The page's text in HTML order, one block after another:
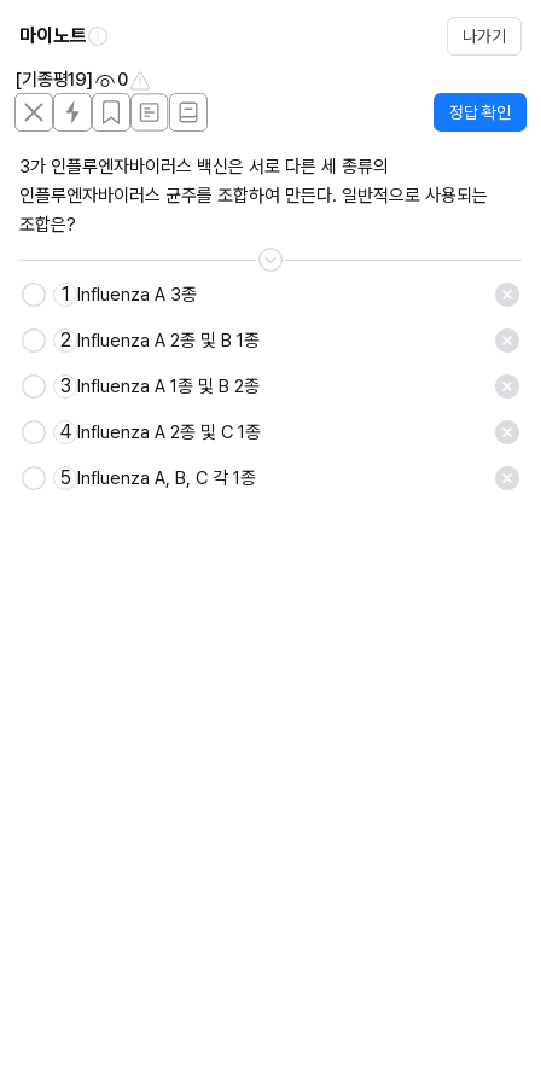
마이노트 나가기
[기종평19] 0
정답 확인
3가 인플루엔자바이러스 백신은 서로 다른 세 종류의
인플루엔자바이러스 균주를 조합하여 만든다. 일반적으로 사용되는
조합은?
1 Influenza A 3종
2 Influenza A 2종 및 B 1종
3 Influenza A 1종 및 B 2종
4 Influenza A 2종 및 C 1종
5 Influenza A, B, C 각 1종